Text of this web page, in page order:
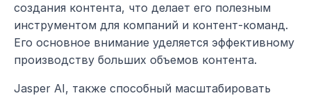
создания контента, что делает его полезным
инструментом для компаний и контент-команд.
Его основное внимание уделяется эффективному
производству больших объемов контента.
Jasper AI, также способный масштабировать